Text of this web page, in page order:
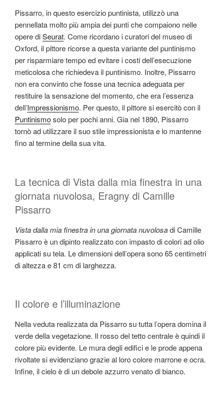
Pissarro, in questo esercizio puntinista, utilizzò una
pennellata molto più ampia dei punti che compaiono nelle
opere diSeurat. Come ricordano i curatori del museo di
Oxford, il pittore ricorse a questa variante del puntinismo
per risparmiare tempo ed evitare i costi dell’esecuzione
meticolosa che richiedeva il puntinismo. Inoltre, Pissarro
non era convinto che fosse una tecnica adeguata per
restituire la sensazione del momento, che era l’essenza
dell’Impressionismo. Per questo, il pittore si esercitò con il
Puntinismosolo per pochi anni. Gia nel 1890, Pissarro
tornò ad utilizzare il suo stile impressionista e lo mantenne
fino al termine della sua vita.
La tecnica di Vista dalla mia finestra in una
giornata nuvolosa, Eragny di Camille
Pissarro
Vista dalla mia finestra in una giornata nuvolosadi Camille
Pissarro è un dipinto realizzato con impasto di colori ad olio
applicati su tela. Le dimensioni dell’opera sono 65 centimetri
di altezza e 81 cm di larghezza.
Il colore e l’illuminazione
Nella veduta realizzata da Pissarro su tutta l’opera domina il
verde della vegetazione. Il rosso del tetto centrale è quindi il
colore più evidente. Le mura degli edifici e le prode appena
rivoltate si evidenziano grazie al loro colore marrone e ocra.
Infine, il cielo è di un debole azzurro venato di bianco.